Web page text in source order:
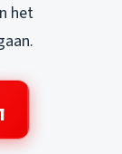
het